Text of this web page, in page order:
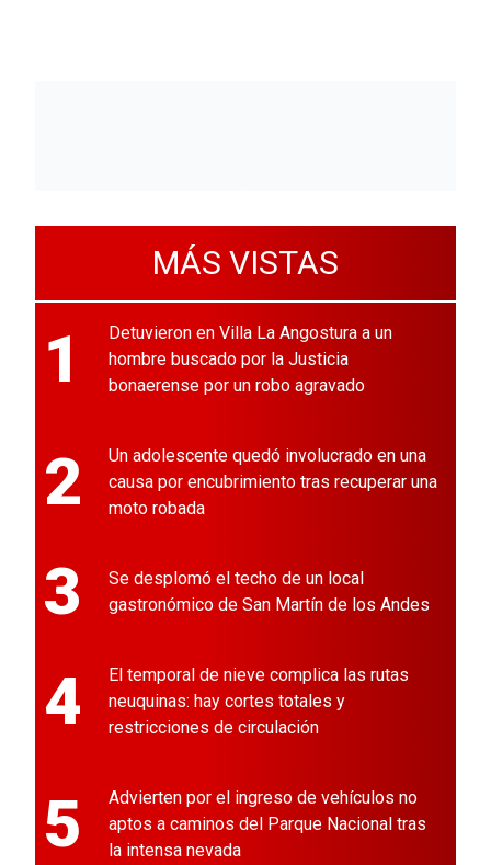
MÁS VISTAS
1
Detuvieron en Villa La Angostura a un
hombre buscado por la Justicia
bonaerense por un robo agravado
2
Un adolescente quedó involucrado en una
causa por encubrimiento tras recuperar una
moto robada
3
Se desplomó el techo de un local
gastronómico de San Martín de los Andes
4
El temporal de nieve complica las rutas
neuquinas: hay cortes totales y
restricciones de circulación
5
Advierten por el ingreso de vehículos no
aptos a caminos del Parque Nacional tras
la intensa nevada